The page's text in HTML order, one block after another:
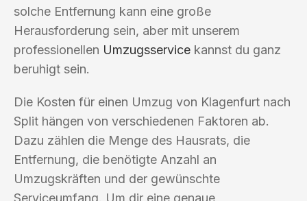
solche Entfernung kann eine große
Herausforderung sein, aber mit unserem
professionellen Umzugsservice kannst du ganz
beruhigt sein.
Die Kosten für einen Umzug von Klagenfurt nach
Split hängen von verschiedenen Faktoren ab.
Dazu zählen die Menge des Hausrats, die
Entfernung, die benötigte Anzahl an
Umzugskräften und der gewünschte
Serviceumfang. Um dir eine genaue